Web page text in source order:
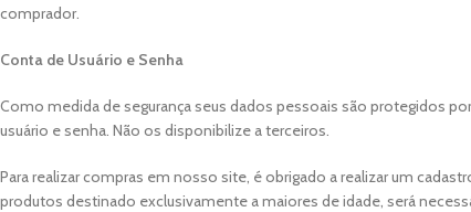
comprador.
Conta de Usuário e Senha
Como medida de segurança seus dados pessoais são protegidos
usuário e senha. Não os disponibilize a terceiros.
Para realizar compras em nosso site, é obrigado a realizar um
produtos destinado exclusivamente a maiores de idade, será